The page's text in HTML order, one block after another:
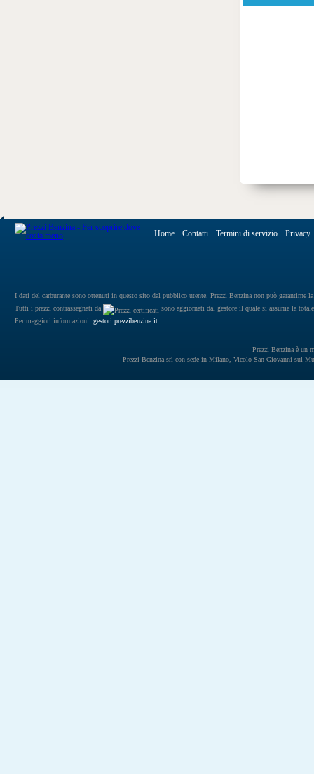
Home Contatti Termini di servizio Privacy
I dati del carburante sono ottenuti in questo sito dal pubblico utente. Prezzi Benzina non può garantirne
Tutti i prezzi contrassegnati da
sono aggiornati dal gestore il quale si assume la
Per maggiori informazioni: gestori.prezzibenzina.it
Prezzi Benzina è un
Prezzi Benzina srl con sede in Milano, Vicolo San Giovanni sul